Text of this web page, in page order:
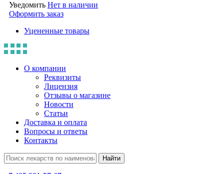
Уведомить Нет в наличии
Оформить заказ
Уцененные товары
О компании
Реквизиты
Лицензия
Отзывы о магазине
Новости
Статьи
Доставка и оплата
Вопросы и ответы
Контакты
Найти